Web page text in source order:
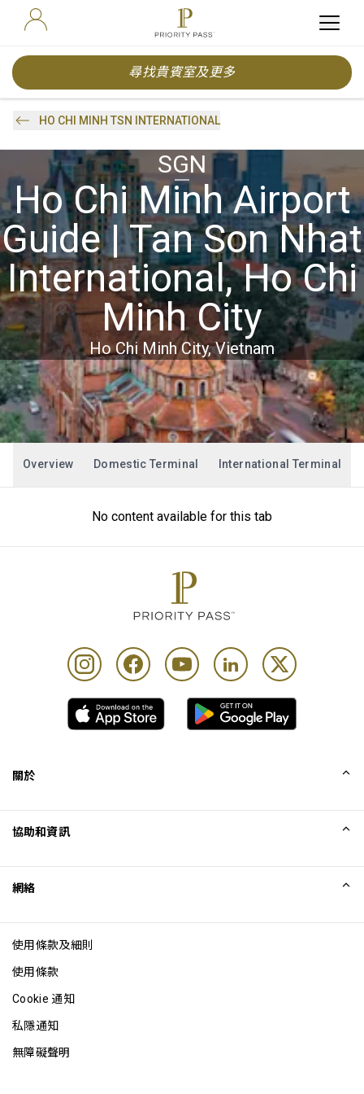
尋找貴賓室及更多
HO CHI MINH TSN INTERNATIONAL
SGN
Ho Chi Minh Airport
Guide | Tan Son Nhat
International, Ho Chi
Minh City
Ho Chi Minh City, Vietnam
Overview Domestic Terminal International Terminal
No content available for this tab
關於
Excellence Awards
網誌
協助和資訊
網絡
使用條款及細則
使用條款
Cookie 通知
私隱通知
無障礙聲明